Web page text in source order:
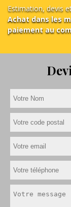
Estimation, devis
Achat dans les
paiement au